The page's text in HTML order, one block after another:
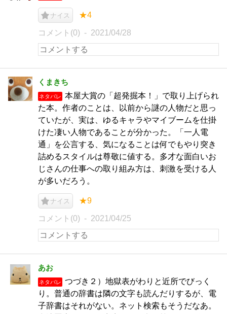
ナイス ★4
コメント(0) 2021/04/28
くまきち
ネタバレ
本屋大賞の「超発掘本！」で取り上げられ
た本。作者のことは、以前から謎の人物だと思っ
ていたが、実は、ゆるキャラやマイブームを仕掛
けた凄い人物であることが分かった。「一人電
通」を公言する、気になることは何でもやり突き
詰めるスタイルは尊敬に値する。多才な面白いお
じさんの仕事への取り組み方は、刺激を受ける人
が多いだろう。
ナイス ★9
コメント(0) 2021/04/25
あお
ネタバレ
つづき２）地獄表がわりと近所でびっく
り。普通の辞書は隣の文字も読んだりするが、電
子辞書はそれがない。ネット検索もそうだなあ。